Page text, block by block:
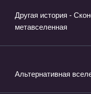
Другая история -
метавселенная
Альтернативная